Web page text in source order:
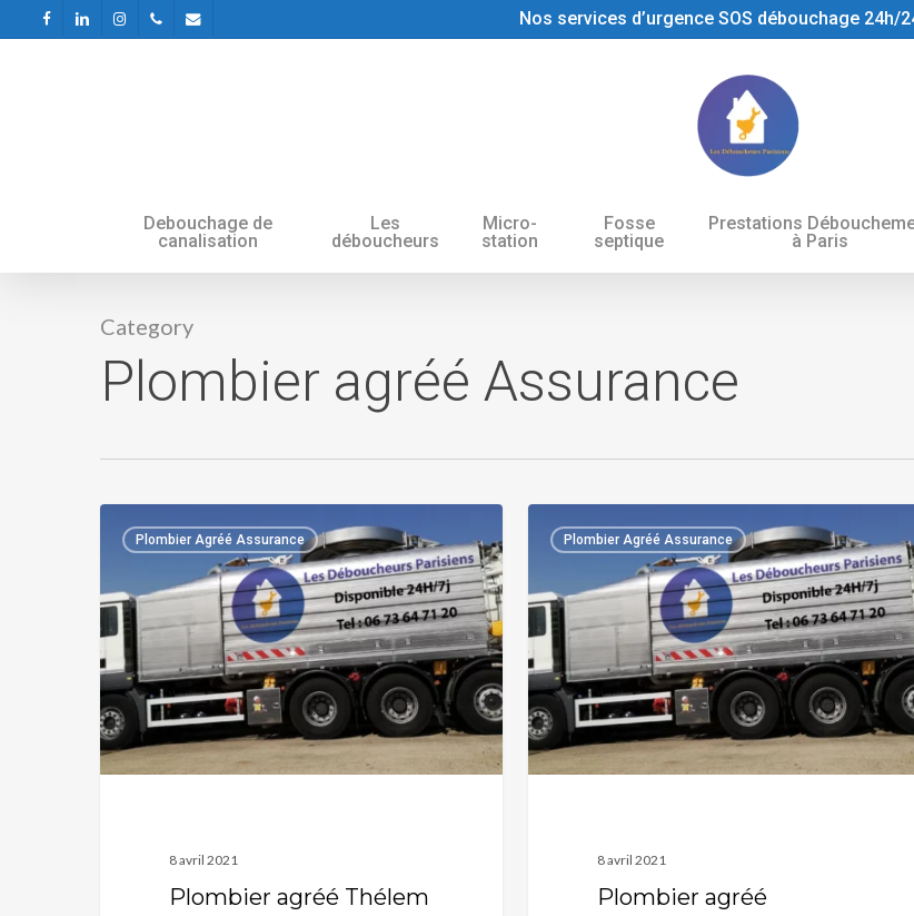
facebooklinkedininstagramphone email Nos services d’urgence SOS débouchage 24h/
Debouchage de
canalisation
Les
déboucheurs
Micro-
station
Fosse
septique
Prestations
à Paris
Category
Plombier agréé Assurance
agréé
Thélem
Assurances
Plombier Agréé Assurance
8 avril 2021
Plombier agréé Thélem
agréé
assurance
L’olivier
Plombier Agréé Assurance
8 avril 2021
Plombier agréé